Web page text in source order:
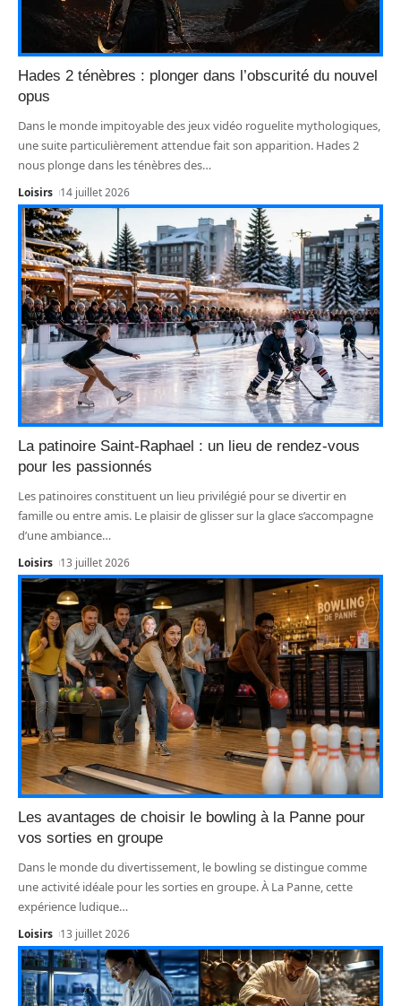
Hades 2 ténèbres : plonger dans l’obscurité du nouvel
opus
Dans le monde impitoyable des jeux vidéo roguelite mythologiques,
une suite particulièrement attendue fait son apparition. Hades 2
nous plonge dans les ténèbres des…
Loisirs 14 juillet 2026
La patinoire Saint-Raphael : un lieu de rendez-vous
pour les passionnés
Les patinoires constituent un lieu privilégié pour se divertir en
famille ou entre amis. Le plaisir de glisser sur la glace s’accompagne
d’une ambiance…
Loisirs 13 juillet 2026
Les avantages de choisir le bowling à la Panne pour
vos sorties en groupe
Dans le monde du divertissement, le bowling se distingue comme
une activité idéale pour les sorties en groupe. À La Panne, cette
expérience ludique…
Loisirs 13 juillet 2026